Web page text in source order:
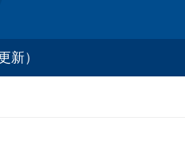
新）